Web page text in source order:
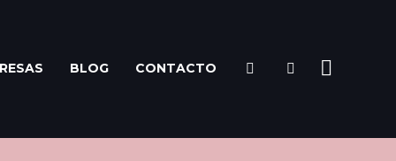
BLOG CONTACTO